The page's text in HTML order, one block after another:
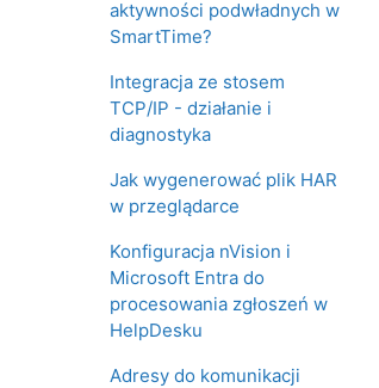
aktywności podwładnych w
SmartTime?
Integracja ze stosem
TCP/IP - działanie i
diagnostyka
Jak wygenerować plik HAR
w przeglądarce
Konfiguracja nVision i
Microsoft Entra do
procesowania zgłoszeń w
HelpDesku
Adresy do komunikacji